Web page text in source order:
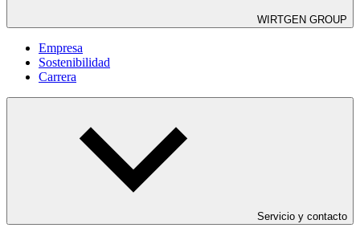
WIRTGEN GROUP
Empresa
Sostenibilidad
Carrera
Servicio y contacto